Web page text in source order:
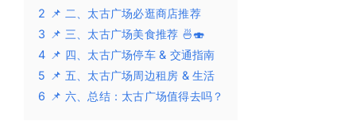
2 📌 二、太古广场必逛商店推荐
3 📌 三、太古广场美食推荐 🍜🍣
4 📌 四、太古广场停车 & 交通指南
5 📌 五、太古广场周边租房 & 生活
6 📌 六、总结：太古广场值得去吗？